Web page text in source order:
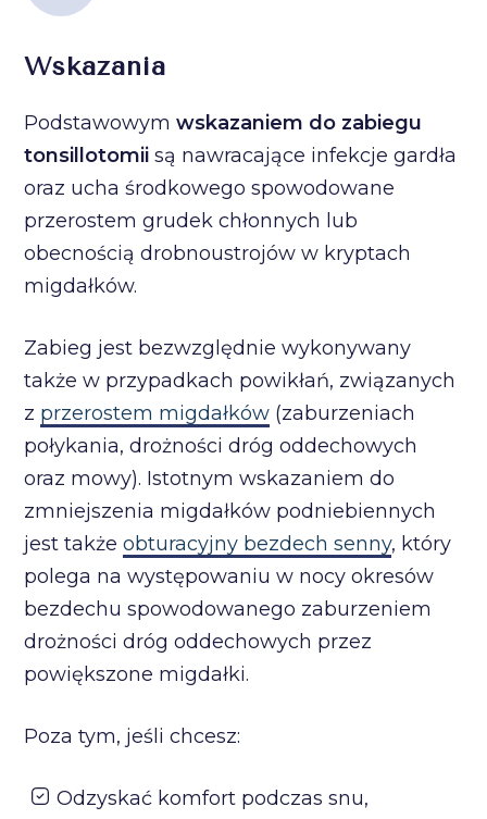
Wskazania
Podstawowymwskazaniem do zabiegu
tonsillotomii są nawracające infekcje gardła
oraz ucha środkowego spowodowane
przerostem grudek chłonnych lub
obecnością drobnoustrojów w kryptach
migdałków.
Zabieg jest bezwzględnie wykonywany
także w przypadkach powikłań, związanych
z przerostem migdałków (zaburzeniach
połykania, drożności dróg oddechowych
oraz mowy). Istotnym wskazaniem do
zmniejszenia migdałków podniebiennych
jest takżeobturacyjny bezdech senny, który
polega na występowaniu w nocy okresów
bezdechu spowodowanego zaburzeniem
drożności dróg oddechowych przez
powiększone migdałki.
Poza tym, jeśli chcesz:
Odzyskać komfort podczas snu,